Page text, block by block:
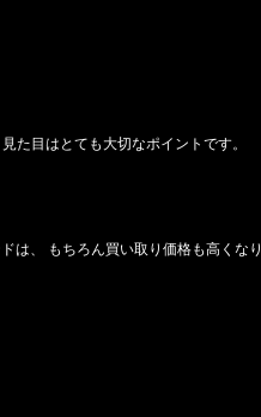
た目はとても大切なポイントです。
は、 もちろん買い取り価格も高くなり